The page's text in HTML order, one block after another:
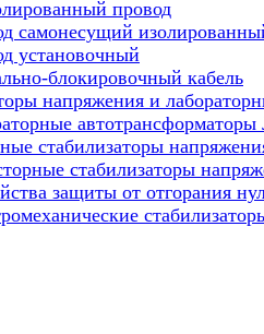
провод
самонесущий
установочный
блокировочный кабель
напряжения и
стабилизаторы
стабилизаторы
защиты от отгорания